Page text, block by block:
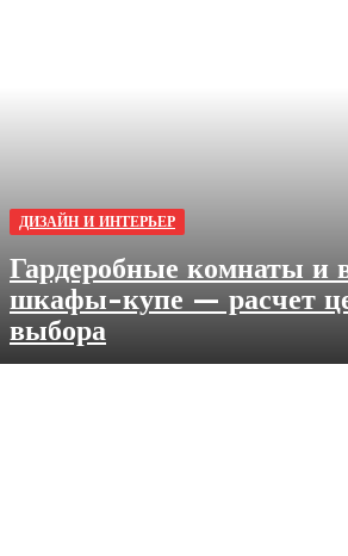
ДИЗАЙН И ИНТЕРЬЕР
Гардеробные комнаты и
шкафы-купе — расчет
выбора